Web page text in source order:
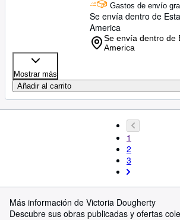
Gastos de envío
Se envía dentro de
America
Se envía dentro de
America
Mostrar más
Añadir al carrito
1
2
3
Más información de Victoria Dougherty
Descubre sus obras publicadas y ofertas